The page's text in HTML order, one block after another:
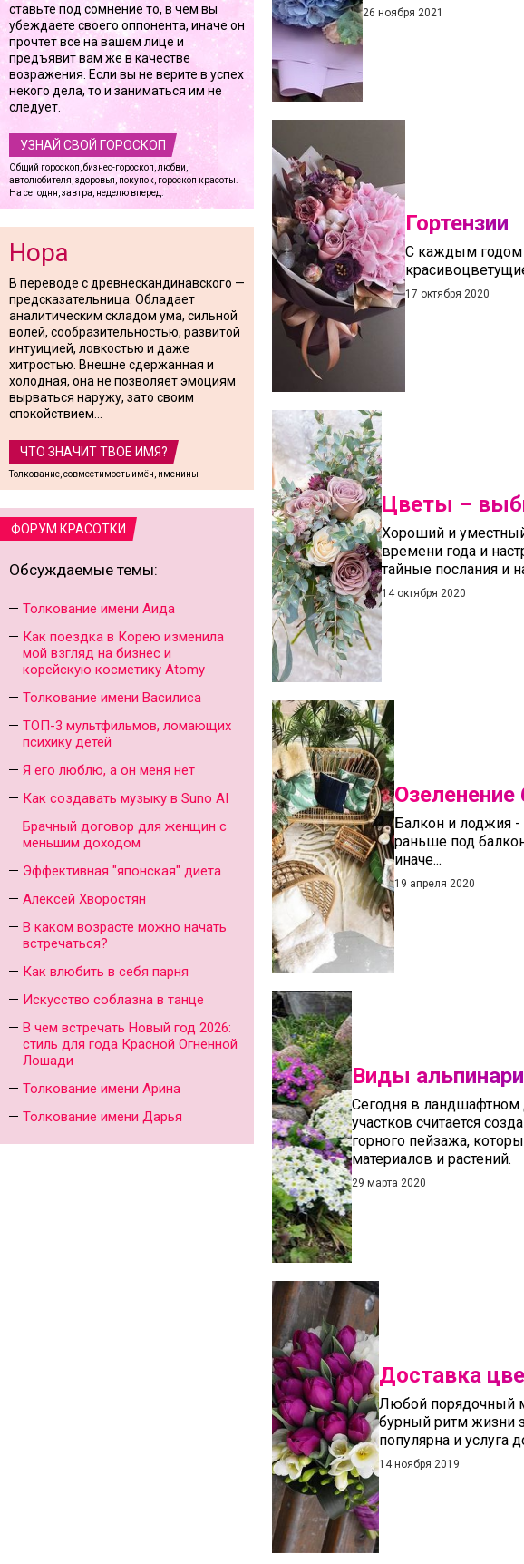
ставьте под сомнение то, в чем вы
убеждаете своего оппонента, иначе он
прочтет все на вашем лице и
предъявит вам же в качестве
возражения. Если вы не верите в успех
некого дела, то и заниматься им не
следует.
УЗНАЙ СВОЙ ГОРОСКОП
Общий гороскоп, бизнес-гороскоп, любви,
автолюбителя, здоровья, покупок, гороскоп красоты.
На сегодня, завтра, неделю вперед.
Нора
В переводе с древнескандинавского —
предсказательница. Обладает
аналитическим складом ума, сильной
волей, сообразительностью, развитой
интуицией, ловкостью и даже
хитростью. Внешне сдержанная и
холодная, она не позволяет эмоциям
вырваться наружу, зато своим
спокойствием...
ЧТО ЗНАЧИТ ТВОЁ ИМЯ?
Толкование, совместимость имён, именины
ФОРУМ КРАСОТКИ
Обсуждаемые темы:
Толкование имени Аида
Как поездка в Корею изменила
мой взгляд на бизнес и
корейскую косметику Atomy
Толкование имени Василиса
ТОП-3 мультфильмов, ломающих
психику детей
Я его люблю, а он меня нет
Как создавать музыку в Suno AI
Брачный договор для женщин с
меньшим доходом
Эффективная "японская" диета
Алексей Хворостян
В каком возрасте можно начать
встречаться?
Как влюбить в себя парня
Искусство соблазна в танце
В чем встречать Новый год 2026:
стиль для года Красной Огненной
Лошади
Толкование имени Арина
Толкование имени Дарья
26 ноября 2021
Гортензии
С каждым годом
17 октября 2020
Цветы –
Хороший и
времени года и
тайные послания и
14 октября 2020
Балкон и лоджия
раньше под
иначе...
19 апреля 2020
Виды
Сегодня в
участков считается
горного пейзажа,
материалов и растений.
29 марта 2020
Доставка
Любой порядочный
бурный ритм жизни
популярна и услуга
14 ноября 2019